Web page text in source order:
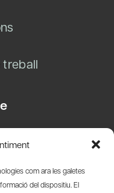
com ara les galetes
del dispositiu. El
treball